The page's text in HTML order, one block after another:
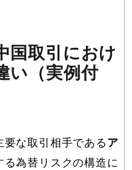
国取引におけ
い（実例付
要な取引相手である ア
る為替リスクの構造に